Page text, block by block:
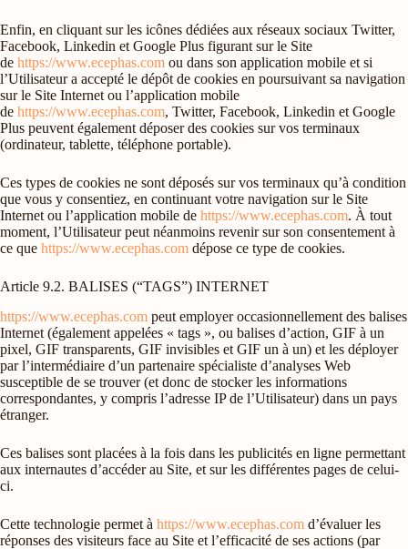
Enfin, en cliquant sur les icônes dédiées aux réseaux sociaux Twitter,
Facebook, Linkedin et Google Plus figurant sur le Site
de https://www.ecephas.com ou dans son application mobile et si
l’Utilisateur a accepté le dépôt de cookies en poursuivant sa navigation
sur le Site Internet ou l’application mobile
de https://www.ecephas.com, Twitter, Facebook, Linkedin et Google
Plus peuvent également déposer des cookies sur vos terminaux
(ordinateur, tablette, téléphone portable).
Ces types de cookies ne sont déposés sur vos terminaux qu’à condition
que vous y consentiez, en continuant votre navigation sur le Site
Internet ou l’application mobile de https://www.ecephas.com. À tout
moment, l’Utilisateur peut néanmoins revenir sur son consentement à
ce que https://www.ecephas.com dépose ce type de cookies.
Article 9.2. BALISES (“TAGS”) INTERNET
https://www.ecephas.com peut employer occasionnellement des balises
Internet (également appelées « tags », ou balises d’action, GIF à un
pixel, GIF transparents, GIF invisibles et GIF un à un) et les déployer
par l’intermédiaire d’un partenaire spécialiste d’analyses Web
susceptible de se trouver (et donc de stocker les informations
correspondantes, y compris l’adresse IP de l’Utilisateur) dans un pays
étranger.
Ces balises sont placées à la fois dans les publicités en ligne permettant
aux internautes d’accéder au Site, et sur les différentes pages de celui-
ci.
Cette technologie permet à https://www.ecephas.com d’évaluer les
réponses des visiteurs face au Site et l’efficacité de ses actions (par